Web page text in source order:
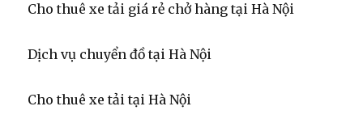
Cho thuê xe tải giá rẻ chở hàng tại Hà Nội
Dịch vụ chuyển đồ tại Hà Nội
Cho thuê xe tải tại Hà Nội